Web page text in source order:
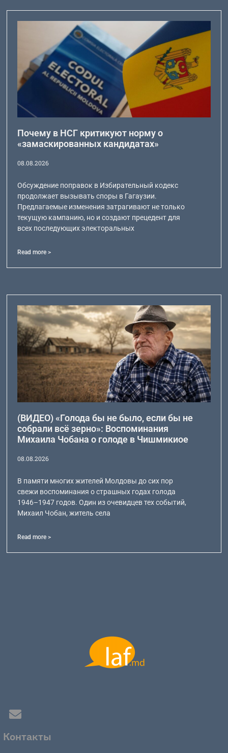
Почему в НСГ критикуют норму о
«замаскированных кандидатах»
08.08.2026
Обсуждение поправок в Избирательный кодекс
продолжает вызывать споры в Гагаузии.
Предлагаемые изменения затрагивают не только
текущую кампанию, но и создают прецедент для
всех последующих электоральных
Read more >
(ВИДЕО) «Голода бы не было, если бы не
собрали всё зерно»: Воспоминания
Михаила Чобана о голоде в Чишмикиое
08.08.2026
В памяти многих жителей Молдовы до сих пор
свежи воспоминания о страшных годах голода
1946–1947 годов. Один из очевидцев тех событий,
Михаил Чобан, житель села
Read more >
Контакты